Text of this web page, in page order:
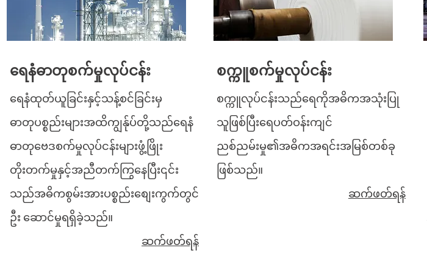
ရေနံဓာတုစက်မှုလုပ်ငန်း
ရေနံထုတ်ယူခြင်းနှင့်သန့်စင်ခြင်းမှ
ဓာတုပစ္စည်းများအထိကျွန်ုပ်တို့သည်ရေနံ
ဓာတုဗေဒစက်မှုလုပ်ငန်းများဖွံ့ဖြိုး
တိုးတက်မှုနှင့်အညီတက်ကြွနေပြီး၎င်း
သည်အဓိကစွမ်းအားပစ္စည်းစျေးကွက်တွင်
ဦး ဆောင်မှုရရှိခဲ့သည်။
ဆက်ဖတ်ရန်
စက္ကူစက်မှုလုပ်ငန်း
စက္ကူလုပ်ငန်းသည်ရေကိုအဓိကအသုံးပြု
သူဖြစ်ပြီးရေပတ်ဝန်းကျင်
ညစ်ညမ်းမှု၏အဓိကအရင်းအမြစ်တစ်ခု
ဖြစ်သည်။
ဆက်ဖတ်ရန်